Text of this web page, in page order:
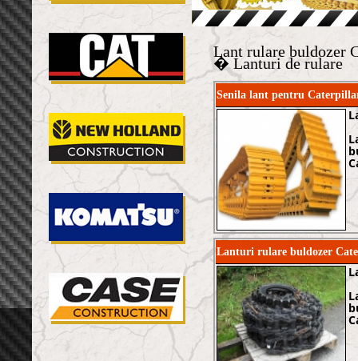
Lant rulare buldozer
� Lanturi de rulare
Senila lant pentru
Lanturi rulare buldozer